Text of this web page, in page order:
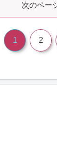
次のペー
1 2